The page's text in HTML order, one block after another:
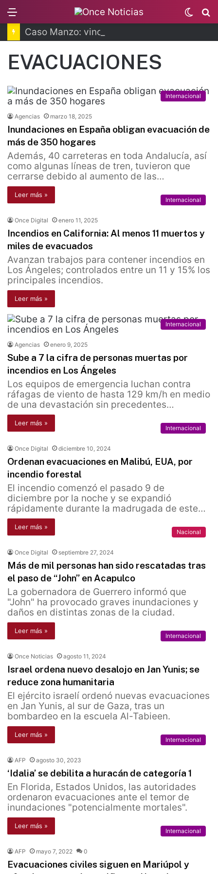
Switch
skin
EVACUACIONES
Internacional
Agencias marzo 18, 2025
Inundaciones en España obligan evacuación de
más de 350 hogares
Además, 40 carreteras en toda Andalucía, así
como algunas líneas de tren, tuvieron que
cerrarse debido al aumento de las…
Leer más »
Internacional
Once Digital enero 11, 2025
Incendios en California: Al menos 11 muertos y
miles de evacuados
Avanzan trabajos para contener incendios en
Los Ángeles; controlados entre un 11 y 15% los
principales incendios.
Leer más »
Internacional
Agencias enero 9, 2025
Sube a 7 la cifra de personas muertas por
incendios en Los Ángeles
Los equipos de emergencia luchan contra
ráfagas de viento de hasta 129 km/h en medio
de una devastación sin precedentes…
Leer más »
Internacional
Once Digital diciembre 10, 2024
Ordenan evacuaciones en Malibú, EUA, por
incendio forestal
El incendio comenzó el pasado 9 de
diciembre por la noche y se expandió
rápidamente durante la madrugada de este…
Leer más »
Nacional
Once Digital septiembre 27, 2024
Más de mil personas han sido rescatadas tras
el paso de “John” en Acapulco
La gobernadora de Guerrero informó que
"John" ha provocado graves inundaciones y
daños en distintas zonas de la ciudad.
Leer más »
Internacional
Once Noticias agosto 11, 2024
Israel ordena nuevo desalojo en Jan Yunis; se
reduce zona humanitaria
El ejército israelí ordenó nuevas evacuaciones
en Jan Yunis, al sur de Gaza, tras un
bombardeo en la escuela Al-Tabieen.
Leer más »
Internacional
AFP agosto 30, 2023
‘Idalia’ se debilita a huracán de categoría 1
En Florida, Estados Unidos, las autoridades
ordenaron evacuaciones ante el temor de
inundaciones "potencialmente mortales".
Leer más »
Internacional
AFP mayo 7, 2022 0
Evacuaciones civiles siguen en Mariúpol y